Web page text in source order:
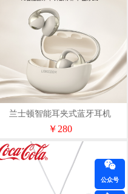
兰士顿智能耳夹式蓝牙耳机
TS31ProMax
￥280
公众号